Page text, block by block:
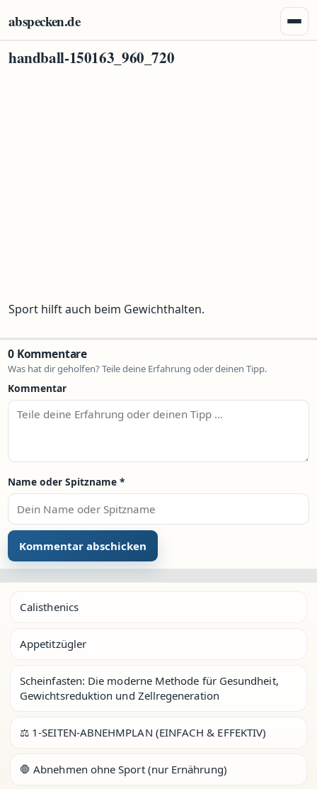
abspecken.de
handball-150163_960_720
Sport hilft auch beim Gewichthalten.
0 Kommentare
Was hat dir geholfen? Teile deine Erfahrung oder deinen Tipp.
Kommentar
Name oder Spitzname *
Calisthenics
Appetitzügler
Scheinfasten: Die moderne Methode für Gesundheit,
Gewichtsreduktion und Zellregeneration
⚖️ 1-SEITEN-ABNEHMPLAN (EINFACH & EFFEKTIV)
🛑 Abnehmen ohne Sport (nur Ernährung)